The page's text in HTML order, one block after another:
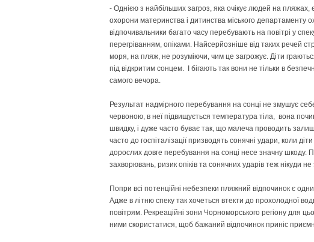
- Однією з найбільших загроз, яка очікує людей на
охорони материнства і дитинства міського департаменту
відпочивальники багато часу перебувають на повітрі у
перегріванням, опіками. Найсерйозніше від таких речей
моря, на пляж, не розуміючи, чим це загрожує. Діти
під відкритим сонцем. І бігають так вони не тільки в
самого вечора.
Результат надмірного перебування на сонці не змушує
червоною, в неї підвищується температура тіла, вона
швидку, і дуже часто буває так, що малеча проводить
часто до госпіталізації призводять сонячні удари, коли
дорослих довге перебування на сонці несе значну шкоду.
захворювань, ризик опіків та сонячних ударів теж нікуди не
Попри всі потенційні небезпеки пляжний відпочинок є
Адже в літню спеку так хочеться втекти до прохолодної
повітрям. Рекреаційні зони Чорноморського регіону для
ними скористатися, щоб бажаний відпочинок приніс